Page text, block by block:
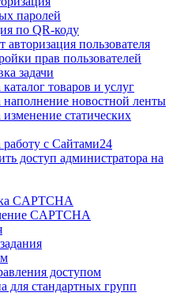
паролей
по QR-коду
авторизация пользователя
прав пользователей
задачи
товаров и услуг
наполнение новостной ленты
статических
с Сайтами24
доступ администратора на
CAPTCHA
CAPTCHA
доступом
для стандартных групп